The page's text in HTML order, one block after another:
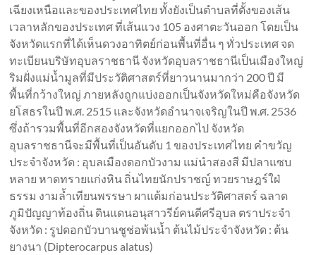
เฉียงเหนือและของประเทศไทย ทั้งยังเป็นตำบลที่ตั้งของเส้น
เวลาหลักของประเทศ ที่เส้นแวง 105 องศาตะวันออก โดยเป็น
จังหวัดแรกที่ได้เห็นดวงอาทิตย์ก่อนพื้นที่อื่น ๆ ทั่วประเทศ จด
ทะเบียนบริษัทอุบลราชธานี จังหวัดอุบลราชธานีเป็นเมืองใหญ่
ริมฝั่งแม่น้ำมูลที่มีประวัติศาสตร์ที่ยาวนานมากว่า 200 ปี มี
พื้นที่กว้างใหญ่ ภายหลังถูกแบ่งออกเป็นจังหวัดใหม่คือจังหวัด
ยโสธรในปี พ.ศ. 2515 และจังหวัดอำนาจเจริญในปี พ.ศ. 2536
ซึ่งถ้ารวมพื้นที่อีกสองจังหวัดที่แยกออกไป จังหวัด
อุบลราชธานีจะมีพื้นที่เป็นอันดับ 1 ของประเทศไทย คำขวัญ
ประจำจังหวัด : อุบลเมืองดอกบัวงาม แม่นำสองสี มีปลาแซบ
หลาย หาดทรายแก่งหิน ถิ่นไทยนักปราชญ์ ทวยราษฎร์ใฝ่
ธรรม งามล้ำเทียนพรรษา ผาแต้มก่อนประวัติศาสตร์ ฉลาด
ภูมิปัญญาท้องถิ่น ดินแดนอนุสาวรีย์คนดีศรีอุบล ตราประจำ
จังหวัด : รูปดอกบัวบานชูช่อพ้นน้ำ ต้นไม้ประจำจังหวัด : ต้น
ยางนา (Dipterocarpus alatus)